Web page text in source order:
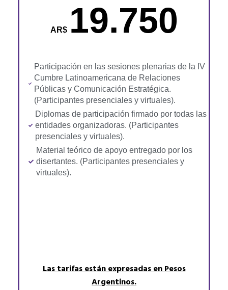
AR$ 19.750
Participación en las sesiones plenarias de la IV
Cumbre Latinoamericana de Relaciones
Públicas y Comunicación Estratégica.
(Participantes presenciales y virtuales).
Diplomas de participación firmado por todas las
entidades organizadoras. (Participantes
presenciales y virtuales).
Material teórico de apoyo entregado por los
disertantes. (Participantes presenciales y
virtuales).
Las tarifas están expresadas en Pesos
Argentinos.